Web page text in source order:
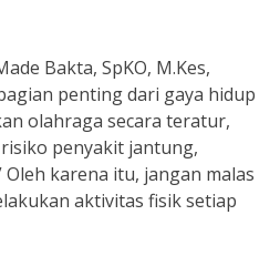
Bakta, SpKO, M.Kes,
penting dari gaya hidup
olahraga secara teratur,
penyakit jantung,
Oleh karena itu, jangan malas
aktivitas fisik setiap